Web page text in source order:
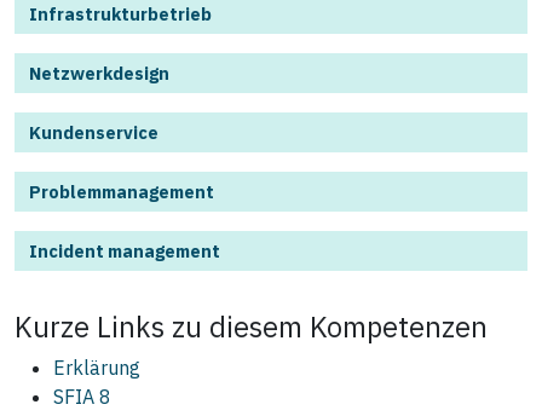
Infrastrukturbetrieb
Netzwerkdesign
Kundenservice
Problemmanagement
Incident management
Kurze Links zu diesem Kompetenzen
Erklärung
SFIA 8